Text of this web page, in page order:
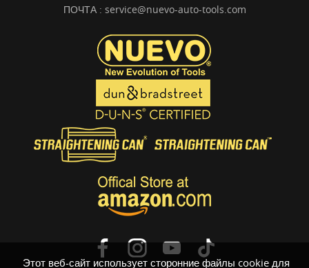
Этот веб-сайт использует сторонние файлы cookie для
ПОЧТА : service@nuevo-auto-tools.com